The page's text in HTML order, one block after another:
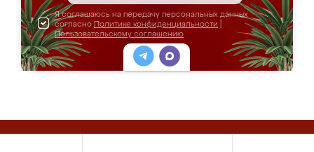
Я соглашаюсь на передачу персональных данных
согласно Политике конфиденциальности
Пользовательскому соглашению